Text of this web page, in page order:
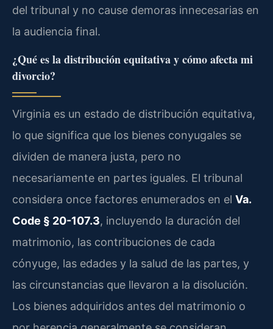
del tribunal y no cause demoras innecesarias en
la audiencia final.
¿Qué es la distribución equitativa y cómo afecta mi
divorcio?
Virginia es un estado de distribución equitativa,
lo que significa que los bienes conyugales se
dividen de manera justa, pero no
necesariamente en partes iguales. El tribunal
considera once factores enumerados en el Va.
Code § 20-107.3, incluyendo la duración del
matrimonio, las contribuciones de cada
cónyuge, las edades y la salud de las partes, y
las circunstancias que llevaron a la disolución.
Los bienes adquiridos antes del matrimonio o